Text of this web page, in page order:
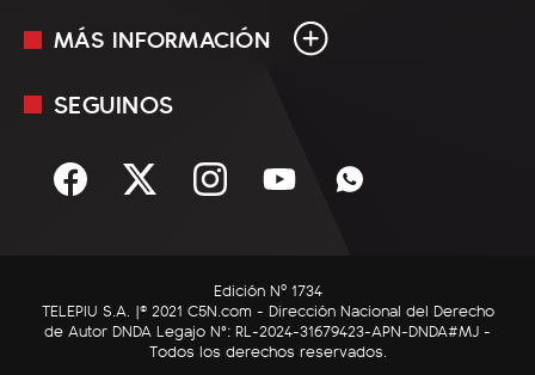
En Vivo
Sociedad
C5N Autos
RatingCero
MÁS INFORMACIÓN
Mediakit
Términos y condiciones
SEGUINOS
Edición Nº 1734
TELEPIU S.A. |© 2021 C5N.com - Dirección Nacional del Derecho
de Autor DNDA Legajo N°: RL-2024-31679423-APN-DNDA#MJ -
Todos los derechos reservados.